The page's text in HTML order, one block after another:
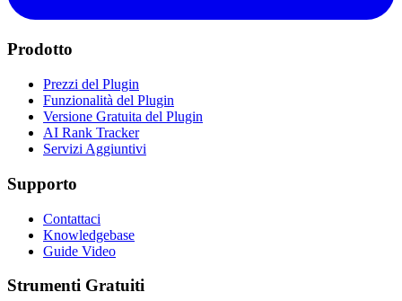
Prodotto
Prezzi del Plugin
Funzionalità del Plugin
Versione Gratuita del Plugin
AI Rank Tracker
Servizi Aggiuntivi
Supporto
Contattaci
Knowledgebase
Guide Video
Strumenti Gratuiti